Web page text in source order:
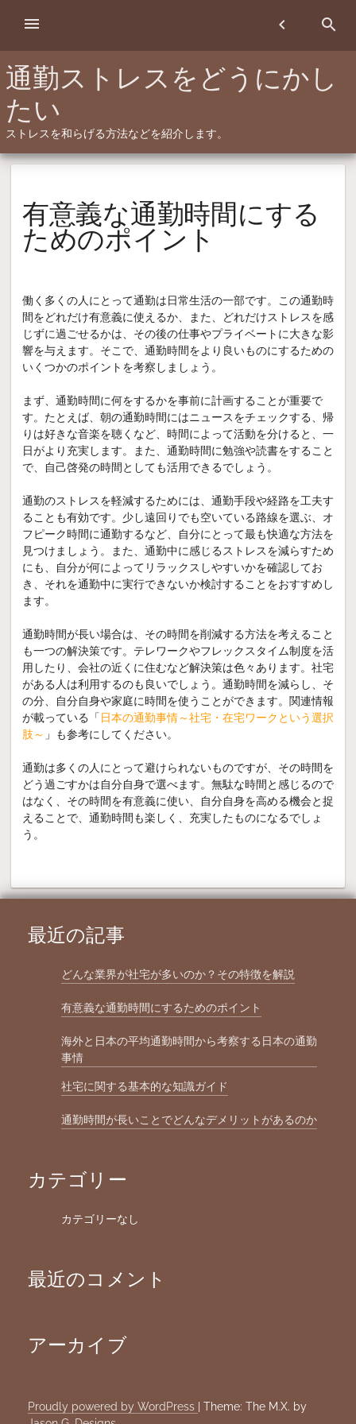
通勤ストレスをどうにかし
たい
ストレスを和らげる方法などを紹介します。
chevron_left search
menu
有意義な通勤時間にする
ためのポイント
働く多くの人にとって通勤は日常生活の一部です。この通勤時
間をどれだけ有意義に使えるか、また、どれだけストレスを感
じずに過ごせるかは、その後の仕事やプライベートに大きな影
響を与えます。そこで、通勤時間をより良いものにするための
いくつかのポイントを考察しましょう。
まず、通勤時間に何をするかを事前に計画することが重要で
す。たとえば、朝の通勤時間にはニュースをチェックする、帰
りは好きな音楽を聴くなど、時間によって活動を分けると、一
日がより充実します。また、通勤時間に勉強や読書をすること
で、自己啓発の時間としても活用できるでしょう。
通勤のストレスを軽減するためには、通勤手段や経路を工夫す
ることも有効です。少し遠回りでも空いている路線を選ぶ、オ
フピーク時間に通勤するなど、自分にとって最も快適な方法を
見つけましょう。また、通勤中に感じるストレスを減らすため
にも、自分が何によってリラックスしやすいかを確認してお
き、それを通勤中に実行できないか検討することをおすすめし
ます。
通勤時間が長い場合は、その時間を削減する方法を考えること
も一つの解決策です。テレワークやフレックスタイム制度を活
用したり、会社の近くに住むなど解決策は色々あります。社宅
がある人は利用するのも良いでしょう。通勤時間を減らし、そ
の分、自分自身や家庭に時間を使うことができます。関連情報
が載っている「 日本の通勤事情～社宅・在宅ワークという選択
肢～ 」も参考にしてください。
通勤は多くの人にとって避けられないものですが、その時間を
どう過ごすかは自分自身で選べます。無駄な時間と感じるので
はなく、その時間を有意義に使い、自分自身を高める機会と捉
えることで、通勤時間も楽しく、充実したものになるでしょ
う。
最近の記事
どんな業界が社宅が多いのか？その特徴を解説
有意義な通勤時間にするためのポイント
海外と日本の平均通勤時間から考察する日本の通勤
事情
社宅に関する基本的な知識ガイド
通勤時間が長いことでどんなデメリットがあるのか
カテゴリー
カテゴリーなし
最近のコメント
アーカイブ
Proudly powered by WordPress
Theme: The M.X. by